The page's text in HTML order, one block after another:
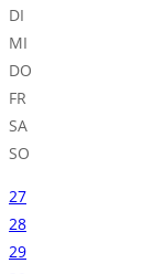
DI
MI
DO
FR
SA
SO
27
28
29